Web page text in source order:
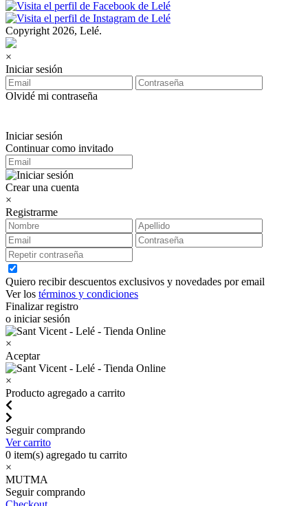
Copyright 2026, Lelé.
×
Iniciar sesión
Olvidé mi contraseña
Iniciar sesión
Continuar como invitado
Crear una cuenta
×
Registrarme
Quiero recibir descuentos exclusivos y novedades por email
Ver los términos y condiciones
Finalizar registro
o iniciar sesión
×
Aceptar
×
Producto agregado a carrito
Seguir comprando
Ver carrito
0 item(s) agregado tu carrito
×
MUTMA
Seguir comprando